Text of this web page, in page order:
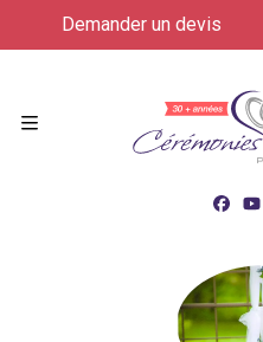
Demander un devis